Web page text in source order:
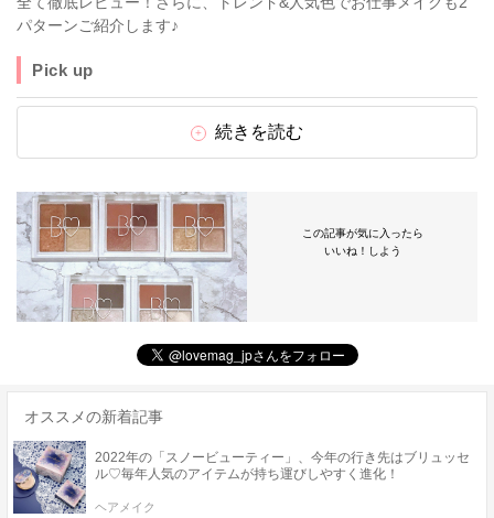
パターンご紹介します♪
Pick up
続きを読む
この記事が気に入ったら
いいね！しよう
オススメの新着記事
2022年の「スノービューティー」、今年の行き先はブリュッセ
ル♡毎年人気のアイテムが持ち運びしやすく進化！
ヘアメイク